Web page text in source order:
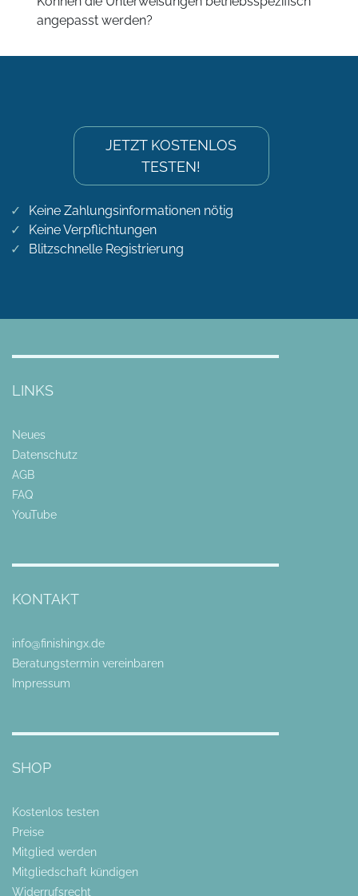
angepasst werden?
JETZT KOSTENLOS
TESTEN!
Keine Zahlungsinformationen nötig
Keine Verpflichtungen
Blitzschnelle Registrierung
LINKS
Neues
Datenschutz
AGB
FAQ
YouTube
KONTAKT
info@finishingx.de
Beratungstermin vereinbaren
Impressum
SHOP
Kostenlos testen
Preise
Mitglied werden
Mitgliedschaft kündigen
Widerrufsrecht